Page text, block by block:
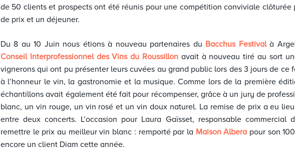
de 50 clients et prospects ont été réunis pour une compétition conviviale clôturée
de prix et un déjeuner.
Du 8 au 10 Juin nous étions à nouveau partenaires du Bacchus Festivalà
Conseil Interprofessionnel des Vins du Roussillonavait à nouveau tiré au sort
vignerons qui ont pu présenter leurs cuvées au grand public lors des 3 jours de ce
à l’honneur le vin, la gastronomie et la musique.Comme lors de la première
échantillons avait également été fait pour récompenser, grâce à un jury de
blanc, un vin rouge, un vin rosé et un vin doux naturel. La remise de prix a eu
entre deux concerts. L’occasion pour Laura Gaïsset, responsable commercial
remettre le prix au meilleur vin blanc : remporté par la Maison Albera pour son
encore un client Diam cette année.